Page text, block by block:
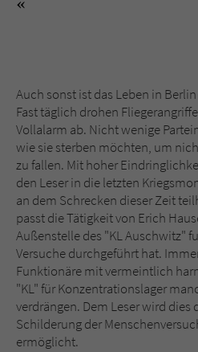
Auch sonst ist das Leben in
Fast täglich drohen
Vollalarm ab. Nicht wenige
wie sie sterben möchten, um
zu fallen. Mit hoher
den Leser in die letzten
an dem Schrecken dieser Zeit
passt die Tätigkeit von Erich
Außenstelle des "KL Auschwitz"
Versuche durchgeführt hat.
Funktionäre mit vermeintlich
"KL" für Konzentrationslager
verdrängen. Dem Leser wird
Schilderung der
ermöglicht.